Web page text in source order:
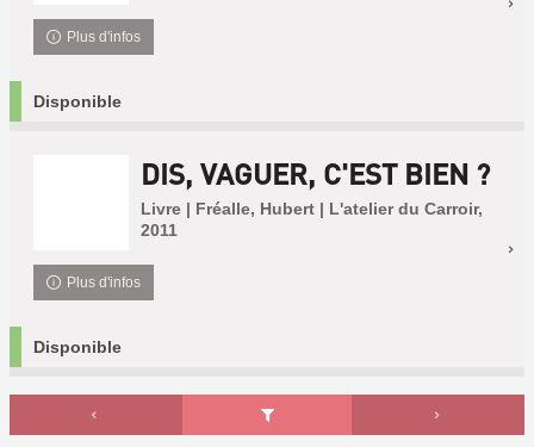
Plus d'infos
Disponible
DIS, VAGUER, C'EST BIEN ?
Livre | Fréalle, Hubert | L'atelier du Carroir,
2011
Plus d'infos
Disponible